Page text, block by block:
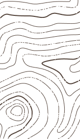
e depois da
espessura e o
o projeto.
de corte de
e o
e proteção
ou usinagem.
direto com o solo,
apoios desnivelados.
responsável técnico